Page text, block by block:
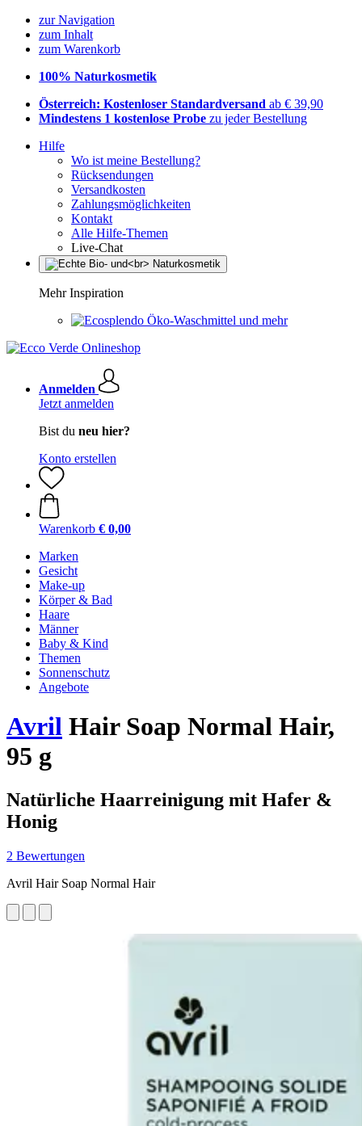
zur Navigation
zum Inhalt
zum Warenkorb
100% Naturkosmetik
Österreich: Kostenloser Standardversand ab € 39,90
Mindestens 1 kostenlose Probe zu jeder Bestellung
Hilfe
Wo ist meine Bestellung?
Rücksendungen
Versandkosten
Zahlungsmöglichkeiten
Kontakt
Alle Hilfe-Themen
Live-Chat
Mehr Inspiration
Öko-Waschmittel und mehr
Anmelden
Jetzt anmelden
Bist du neu hier?
Konto erstellen
Warenkorb € 0,00
Marken
Gesicht
Make-up
Körper & Bad
Haare
Männer
Baby & Kind
Themen
Sonnenschutz
Angebote
Avril Hair Soap Normal Hair,
95 g
Natürliche Haarreinigung mit Hafer &
Honig
2 Bewertungen
Avril Hair Soap Normal Hair